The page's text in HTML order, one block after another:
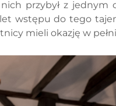
przybył z
wstępu do tego
mieli okazję w